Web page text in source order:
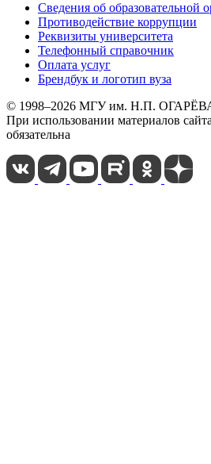
Сведения об образовательной
Противодействие коррупции
Реквизиты университета
Телефонный справочник
Оплата услуг
Брендбук и логотип вуза
© 1998–2026 МГУ им. Н.П.
При использовании материалов
обязательна